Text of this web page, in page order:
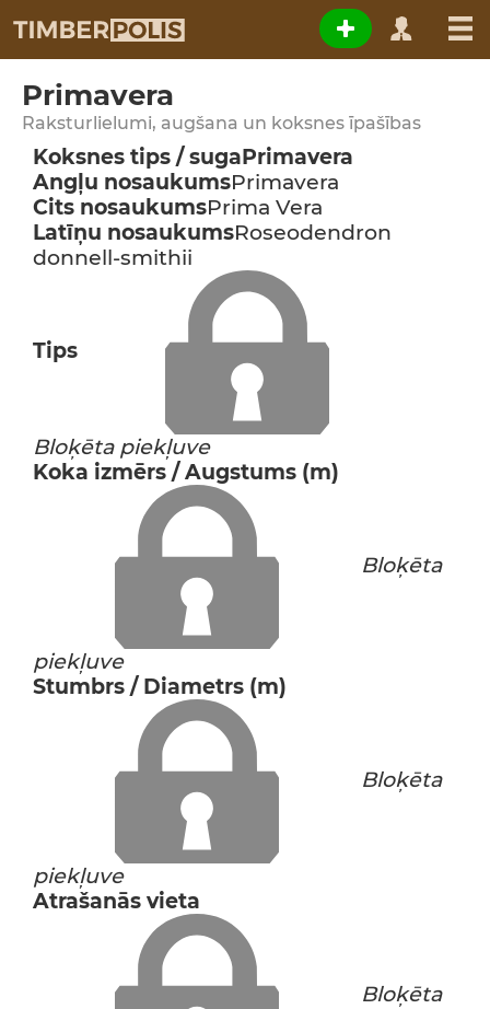
Primavera
Raksturlielumi, augšana un koksnes īpašības
Koksnes tips / sugaPrimavera
Angļu nosaukumsPrimavera
Cits nosaukumsPrima Vera
Latīņu nosaukumsRoseodendron
donnell-smithii
Tips
Bloķēta piekļuve
Koka izmērs / Augstums (m)
Bloķēta
piekļuve
Stumbrs / Diametrs (m)
Bloķēta
piekļuve
Atrašanās vieta
Bloķēta